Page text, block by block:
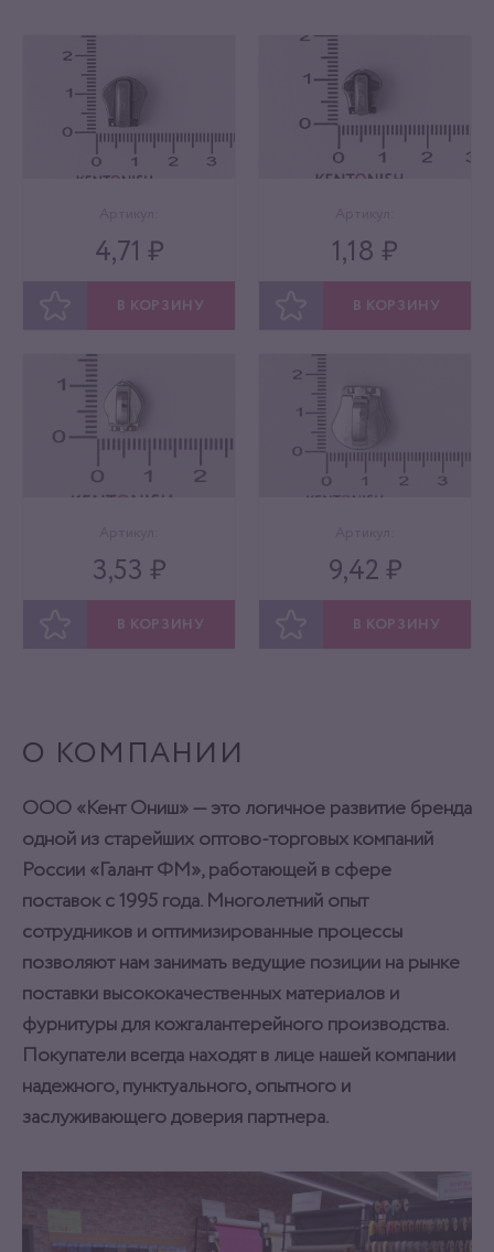
4,71 ₽
В КОРЗИНУ
1,18 ₽
В КОРЗИНУ
3,53 ₽
В КОРЗИНУ
9,42 ₽
В КОРЗИНУ
О КОМПАНИИ
ООО «Кент Ониш» — это логичное развитие бренда
одной из старейших оптово-торговых компаний
России «Галант ФМ», работающей в сфере
поставок с 1995 года. Многолетний опыт
сотрудников и оптимизированные процессы
позволяют нам занимать ведущие позиции на рынке
поставки высококачественных материалов и
фурнитуры для кожгалантерейного производства.
Покупатели всегда находят в лице нашей компании
надежного, пунктуального, опытного и
заслуживающего доверия партнера.